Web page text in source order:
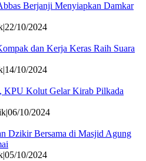
Berjanji Menyiapkan Damkar
|22/10/2024
dan Kerja Keras Raih Suara
|14/10/2024
KPU Kolut Gelar Kirab Pilkada
|06/10/2024
Dzikir Bersama di Masjid Agung
|05/10/2024